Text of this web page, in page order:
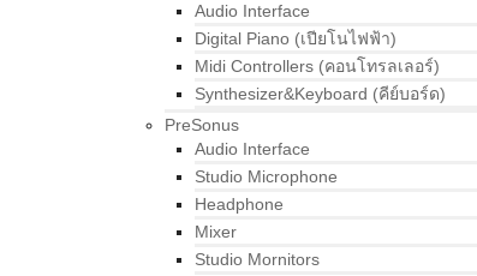
Audio Interface
Digital Piano (เปียโนไฟฟ้า)
Midi Controllers (คอนโทรลเลอร์)
Synthesizer&Keyboard (คีย์บอร์ด)
PreSonus
Audio Interface
Studio Microphone
Headphone
Mixer
Studio Mornitors